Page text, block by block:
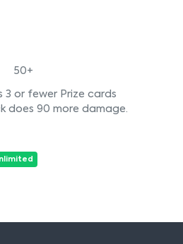
50+
3 or fewer Prize cards
does 90 more damage.